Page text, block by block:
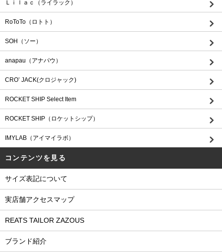
Ｌｉｌａｃ（ライラック）
RoToTo（ロトト）
SOH（ソー）
anapau（アナパウ）
CRO’ JACK(クロジャック)
ROCKET SHIP Select Item
ROCKET SHIP（ロケットシップ）
IMYLAB（アイマイラボ）
コンテンツを見る
サイズ表記について
実店舗アクセスマップ
REATS TAILOR ZAZOUS
ブランド紹介